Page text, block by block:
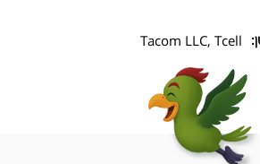
Tacom LLC, Tcell